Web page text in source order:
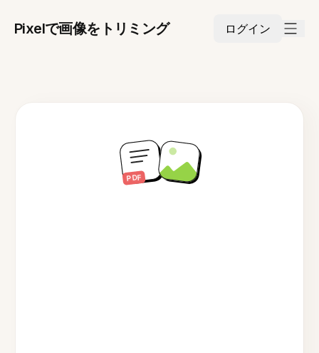
Pixelで画像をトリミング ログイン